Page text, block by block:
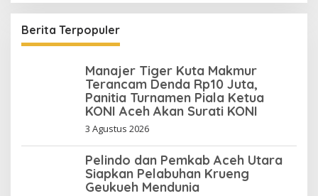
Berita Terpopuler
Manajer Tiger Kuta Makmur
Terancam Denda Rp10 Juta,
Panitia Turnamen Piala Ketua
KONI Aceh Akan Surati KONI
3 Agustus 2026
Pelindo dan Pemkab Aceh Utara
Siapkan Pelabuhan Krueng
Geukueh Mendunia